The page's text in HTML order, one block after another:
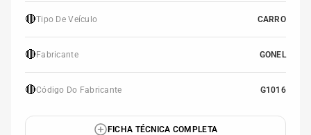
🔴Tipo De Veículo CARRO
🔴 Fabricante GONEL
🔴Código Do Fabricante G1016
FICHA TÉCNICA COMPLETA